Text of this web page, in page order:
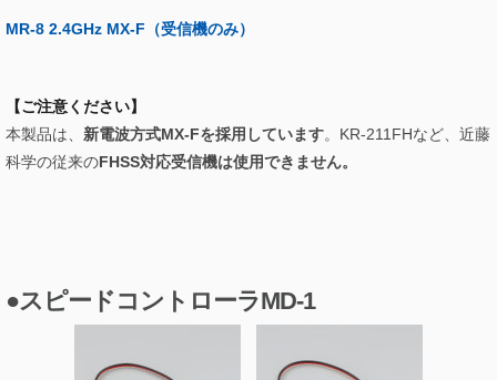
MR-8 2.4GHz MX-F（受信機のみ）
【ご注意ください】
本製品は、 新電波方式MX-Fを採用しています。 KR-211FHなど、近藤
科学の従来のFHSS対応受信機は使用できません。
●スピードコントローラMD-1